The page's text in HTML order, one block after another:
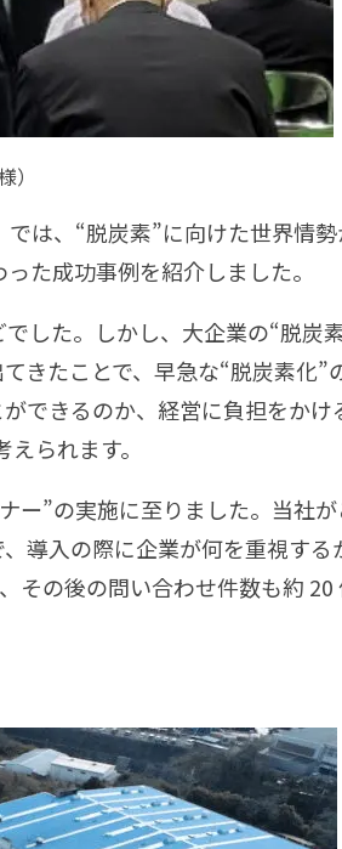
）
は、“脱炭素”に向けた世界情
た成功事例を紹介しました。
した。しかし、大企業の“脱炭
きたことで、早急な“脱炭素化”
できるのか、経営に負担をかけ
られます。
ー”の実施に至りました。当社
導入の際に企業が何を重視する
その後の問い合わせ件数も約 20